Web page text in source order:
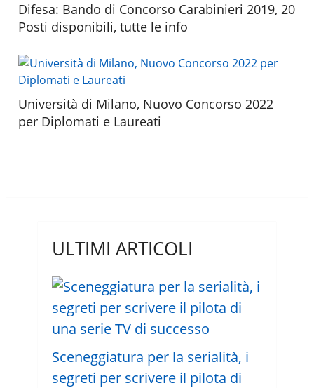
Difesa: Bando di Concorso Carabinieri 2019, 20
Posti disponibili, tutte le info
Università di Milano, Nuovo Concorso 2022
per Diplomati e Laureati
ULTIMI ARTICOLI
Sceneggiatura per la serialità, i
segreti per scrivere il pilota di